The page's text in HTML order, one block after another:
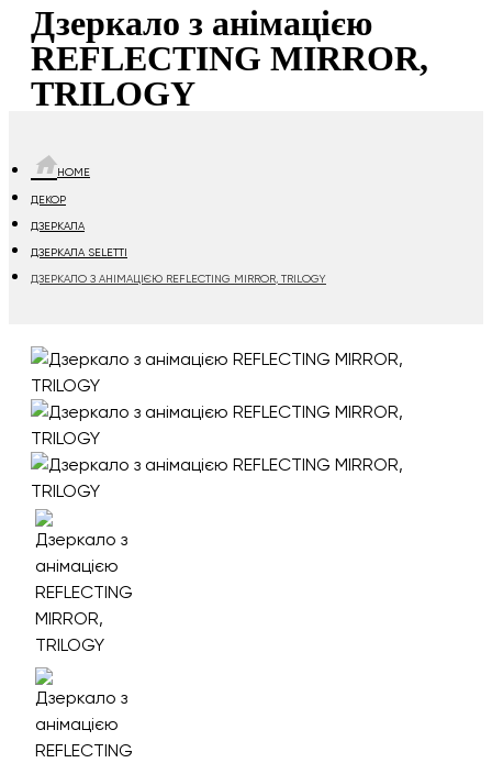
Дзеркало з анімацією
REFLECTING MIRROR,
TRILOGY
HOME
ДЕКОР
ДЗЕРКАЛА
ДЗЕРКАЛА SELETTI
ДЗЕРКАЛО З АНІМАЦІЄЮ REFLECTING MIRROR, TRILOGY